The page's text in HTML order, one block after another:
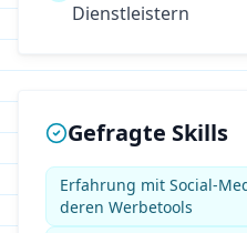
Dienstleistern
Gefragte Skills
Erfahrung mit Social-
deren Werbetools